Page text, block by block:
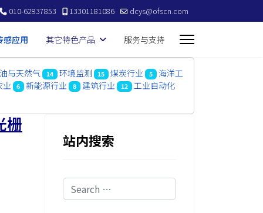
010-62937853 13301181086 dcys@ofscn.com
感应用 其它特色产品 服务与支持
与天然气 14 环境监测 15 煤炭行业 5
海洋工
业 6 新能源行业 8 建筑行业 12 工业自动化
栅
站内搜索
Search